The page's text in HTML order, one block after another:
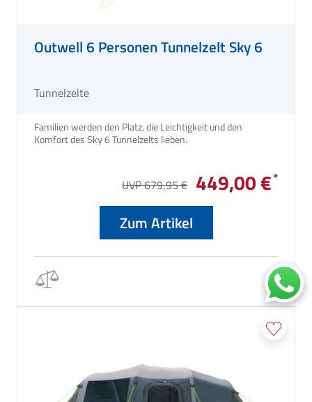
Outwell 6 Personen Tunnelzelt Sky 6
Tunnelzelte
Familien werden den Platz, die Leichtigkeit und den
UVP 679,95 € 449,00 €
Zum Artikel